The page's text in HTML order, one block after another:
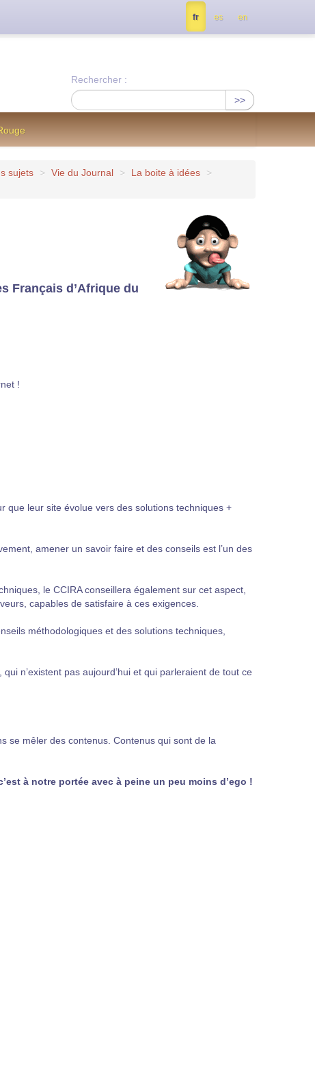
Rechercher :
>>
sujets > Vie du Journal > La boite à idées
>
Français d’Afrique du
!
que leur site évolue vers des solutions techniques +
amener un savoir faire et des conseils est l’un des
le CCIRA conseillera également sur cet aspect,
capables de satisfaire à ces exigences.
méthodologiques et des solutions techniques,
n’existent pas aujourd’hui et qui parleraient de tout ce
se mêler des contenus. Contenus qui sont de la
à notre portée avec à peine un peu moins d’ego !
fr es en
contactez nous à info@notrejournal.info !